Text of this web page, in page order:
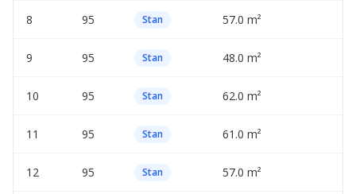
8 95 Stan 57.0 m²
9 95 Stan 48.0 m²
10 95 Stan 62.0 m²
11 95 Stan 61.0 m²
12 95 Stan 57.0 m²